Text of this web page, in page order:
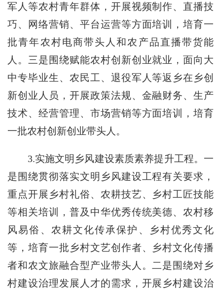
军人等农村青年群体，开展视频制作、直播技
巧、网络营销、平台运营等方面培训，培育一
批青年农村电商带头人和农产品直播带货能
人。三是围绕赋能农村创新创业就业，面向大
中专毕业生、农民工、退役军人等返乡在乡创
新创业人员，开展政策法规、金融财务、生产
技术、经营管理、市场营销等方面培训，培育
一批农村创新创业带头人。
3.实施文明乡风建设素质素养提升工程。一
是围绕贯彻落实文明乡风建设工程有关要求，
重点开展乡村礼俗、农耕技艺、乡村工匠技能
等相关培训，普及中华优秀传统美德、农村移
风易俗、农耕文化传承保护、乡村优秀文化
等，培育一批乡村文艺创作者、乡村文化传播
者和农文旅融合型产业带头人。二是围绕对乡
村建设治理发展人才的需求，开展乡村建设治